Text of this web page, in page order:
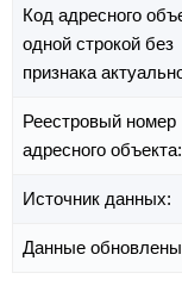
Код адресного
одной строкой без
признака
Реестровый номер
адресного объекта:
Источник данных:
Данные